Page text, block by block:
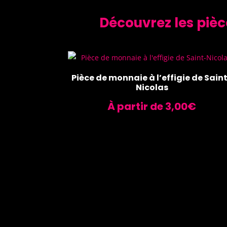
Découvrez les
Pièce de monnaie à l’effigie de
Nicolas
À partir de3,00€